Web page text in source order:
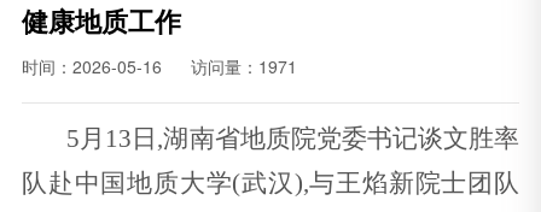
健康地质工作
时间：2026-05-16 访问量：1971
5月13日,湖南省地质院党委书记谈文胜率
队赴中国地质大学(武汉),与王焰新院士团队